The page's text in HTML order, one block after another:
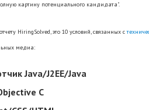
картину потенциального кандидата".
HiringSolved, это 10 условий, связанных с
медиа:
Java/J2EE/Java
C